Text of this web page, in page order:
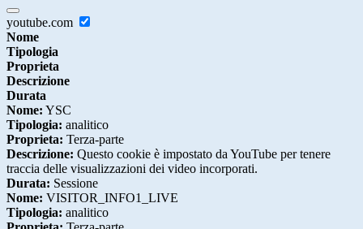
youtube.com
Nome
Tipologia
Proprieta
Descrizione
Durata
Nome: YSC
Tipologia: analitico
Proprieta: Terza-parte
Descrizione: Questo cookie è impostato da YouTube per tenere
traccia delle visualizzazioni dei video incorporati.
Durata: Sessione
Nome: VISITOR_INFO1_LIVE
Tipologia: analitico